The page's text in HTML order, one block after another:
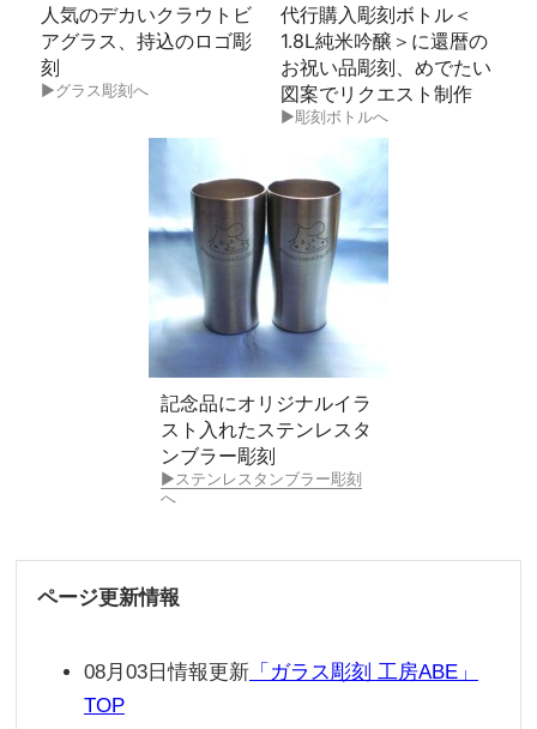
人気のデカいクラウトビ
アグラス、持込のロゴ彫
刻
▶グラス彫刻へ
代行購入彫刻ボトル＜
1.8L純米吟醸＞に還暦の
お祝い品彫刻、めでたい
図案でリクエスト制作
▶彫刻ボトルへ
記念品にオリジナルイラ
スト入れたステンレスタ
ンブラー彫刻
▶ステンレスタンブラー彫刻
へ
ページ更新情報
08月03日情報更新「ガラス彫刻 工房ABE」
TOP